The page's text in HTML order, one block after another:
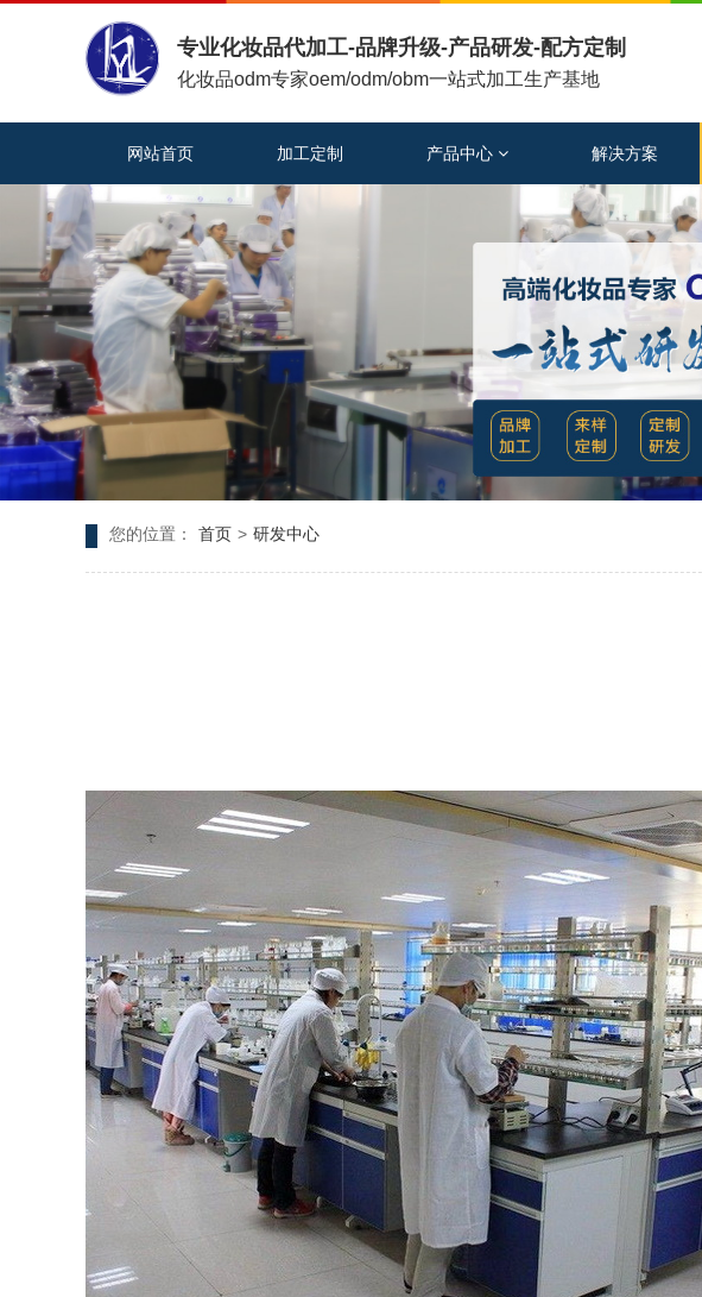
专业化妆品代加工-品牌升级-产品研发-配方定制
化妆品odm专家oem/odm/obm一站式加工生产基地
网站首页 加工定制 产品中心 解决方案
您的位置： 首页 > 研发中心